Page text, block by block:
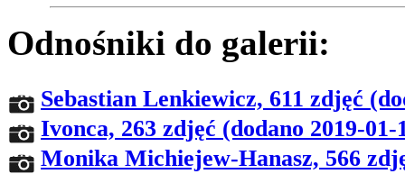
Odnośniki do galerii:
Sebastian Lenkiewicz, 611 zdjęć
Ivonca, 263 zdjęć (dodano 2019-01-
Monika Michiejew-Hanasz, 566